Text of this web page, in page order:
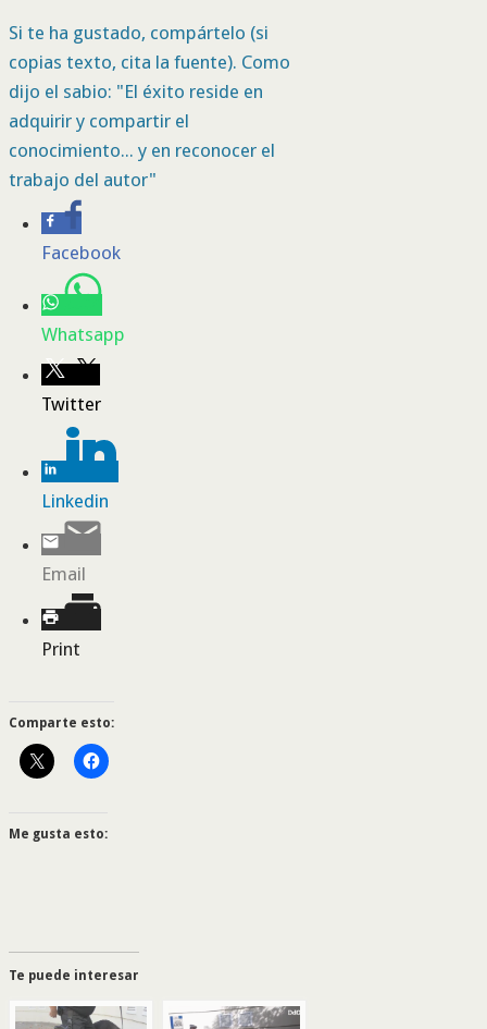
Si te ha gustado, compártelo (si
copias texto, cita la fuente). Como
dijo el sabio: "El éxito reside en
adquirir y compartir el
conocimiento... y en reconocer el
trabajo del autor"
Facebook
Whatsapp
Twitter
Linkedin
Email
Print
Comparte esto:
Me gusta esto:
Te puede interesar